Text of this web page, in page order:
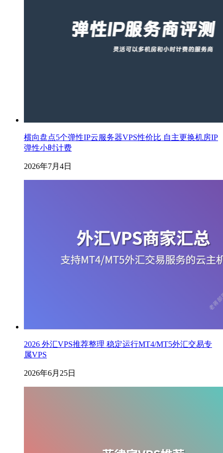
横向盘点5个弹性IP云服务器VPS性价比 自主更换机房IP
弹性小时计费
2026年7月4日
2026 外汇VPS推荐整理 稳定运行MT4/MT5外汇交易专
属VPS
2026年6月25日